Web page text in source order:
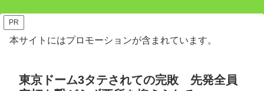
PR
本サイトにはプロモーションが含まれています。
東京ドーム3タテされての完敗 先発全員